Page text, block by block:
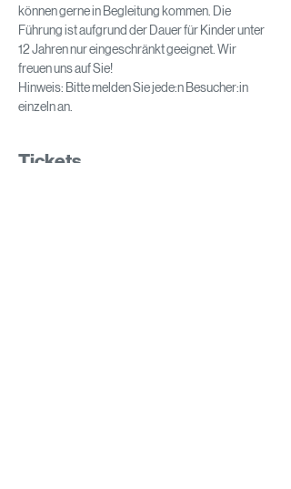
können gerne in Begleitung kommen. Die
Führung ist aufgrund der Dauer für Kinder unter
12 Jahren nur eingeschränkt geeignet. Wir
freuen uns auf Sie!
Hinweis: Bitte melden Sie jede:n Besucher:in
einzeln an.
Tickets